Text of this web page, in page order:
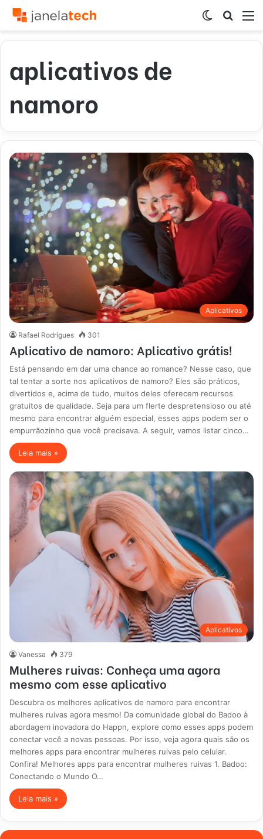
por
Switch
skin
aplicativos de
namoro
Aplicativos
Rafael Rodrigues 301
Aplicativo de namoro: Aplicativo grátis!
Está pensando em dar uma chance ao romance? Nesse caso, que
tal tentar a sorte nos aplicativos de namoro? Eles são práticos,
divertidos e, acima de tudo, muitos deles oferecem recursos
gratuitos de qualidade. Seja para um flerte despretensioso ou até
mesmo para encontrar alguém especial, esses apps podem ser o
empurrãozinho que você precisava. A seguir, vamos listar cinco…
Leia mais »
Aplicativos
Vanessa 379
Mulheres ruivas: Conheça uma agora
mesmo com esse aplicativo
Descubra os melhores aplicativos de namoro para encontrar
mulheres ruivas agora mesmo! Da comunidade global do Badoo à
abordagem inovadora do Happn, explore como esses apps podem
conectar você a novas pessoas. Por isso, veja agora quais são os
melhores apps para encontrar mulheres ruivas pelo celular.
Confira! Melhores apps para encontrar mulheres ruivas 1. Badoo:
Conectando o Mundo O…
Leia mais »